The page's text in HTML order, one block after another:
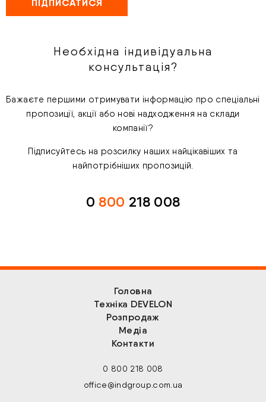
Необхідна індивідуальна
консультація?
Бажаєте першими отримувати інформацію про спеціальні
пропозиції, акції або нові надходження на склади
компанії?
Підписуйтесь на розсилку наших найцікавіших та
найпотрібніших пропозицій.
0 800 218 008
Головна
Техніка DEVELON
Розпродаж
Медіа
Контакти
0 800 218 008
office@indgroup.com.ua